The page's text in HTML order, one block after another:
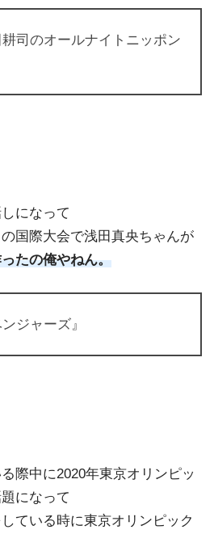
司のオールナイトニッポン
になって
国際大会で浅田真央ちゃんが
たの俺やねん。
ジャーズ』
際中に2020年東京オリンピッ
になって
ている時に東京オリンピック